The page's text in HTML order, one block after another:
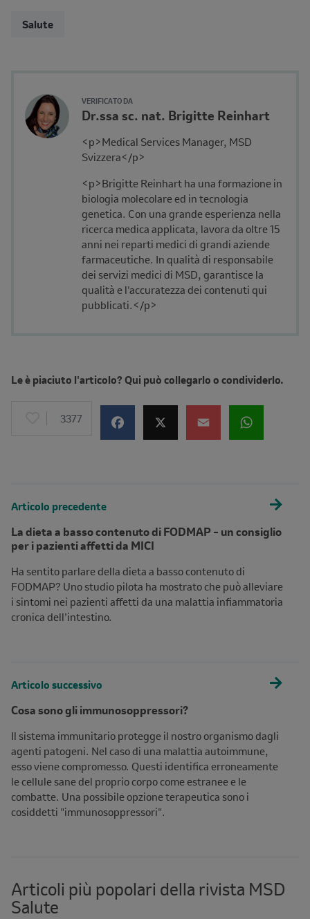
Salute
VERIFICATO DA
Author's
Avatar
Name
Affiliation
Dr.ssa sc. nat. Brigitte Reinhart
Description
<p>Medical Services Manager, MSD
Svizzera</p>
<p>Brigitte Reinhart ha una formazione in
biologia molecolare ed in tecnologia
genetica. Con una grande esperienza nella
ricerca medica applicata, lavora da oltre 15
anni nei reparti medici di grandi aziende
farmaceutiche. In qualità di responsabile
dei servizi medici di MSD, garantisce la
qualità e l'accuratezza dei contenuti qui
pubblicati.</p>
Le è piaciuto l'articolo? Qui può collegarlo o condividerlo.
3377
Articolo precedente
La dieta a basso contenuto di FODMAP – un consiglio
per i pazienti affetti da MICI
Ha sentito parlare della dieta a basso contenuto di
FODMAP? Uno studio pilota ha mostrato che può alleviare
i sintomi nei pazienti affetti da una malattia infiammatoria
cronica dell’intestino.
Articolo successivo
Cosa sono gli immunosoppressori?
Il sistema immunitario protegge il nostro organismo dagli
agenti patogeni. Nel caso di una malattia autoimmune,
esso viene compromesso. Questi identifica erroneamente
le cellule sane del proprio corpo come estranee e le
combatte. Una possibile opzione terapeutica sono i
cosiddetti "immunosoppressori".
Articoli più popolari della rivista MSD
Salute